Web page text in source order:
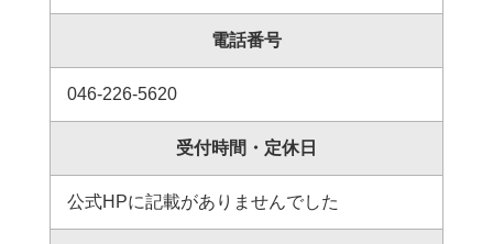
電話番号
046-226-5620
受付時間・定休日
公式HPに記載がありませんでした